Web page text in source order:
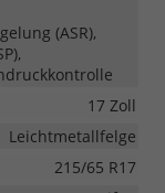
(ASR),
17 Zoll
Leichtmetallfelge
215/65 R17